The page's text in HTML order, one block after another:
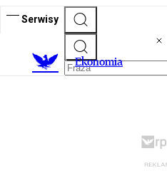
Serwisy
Ekonomia